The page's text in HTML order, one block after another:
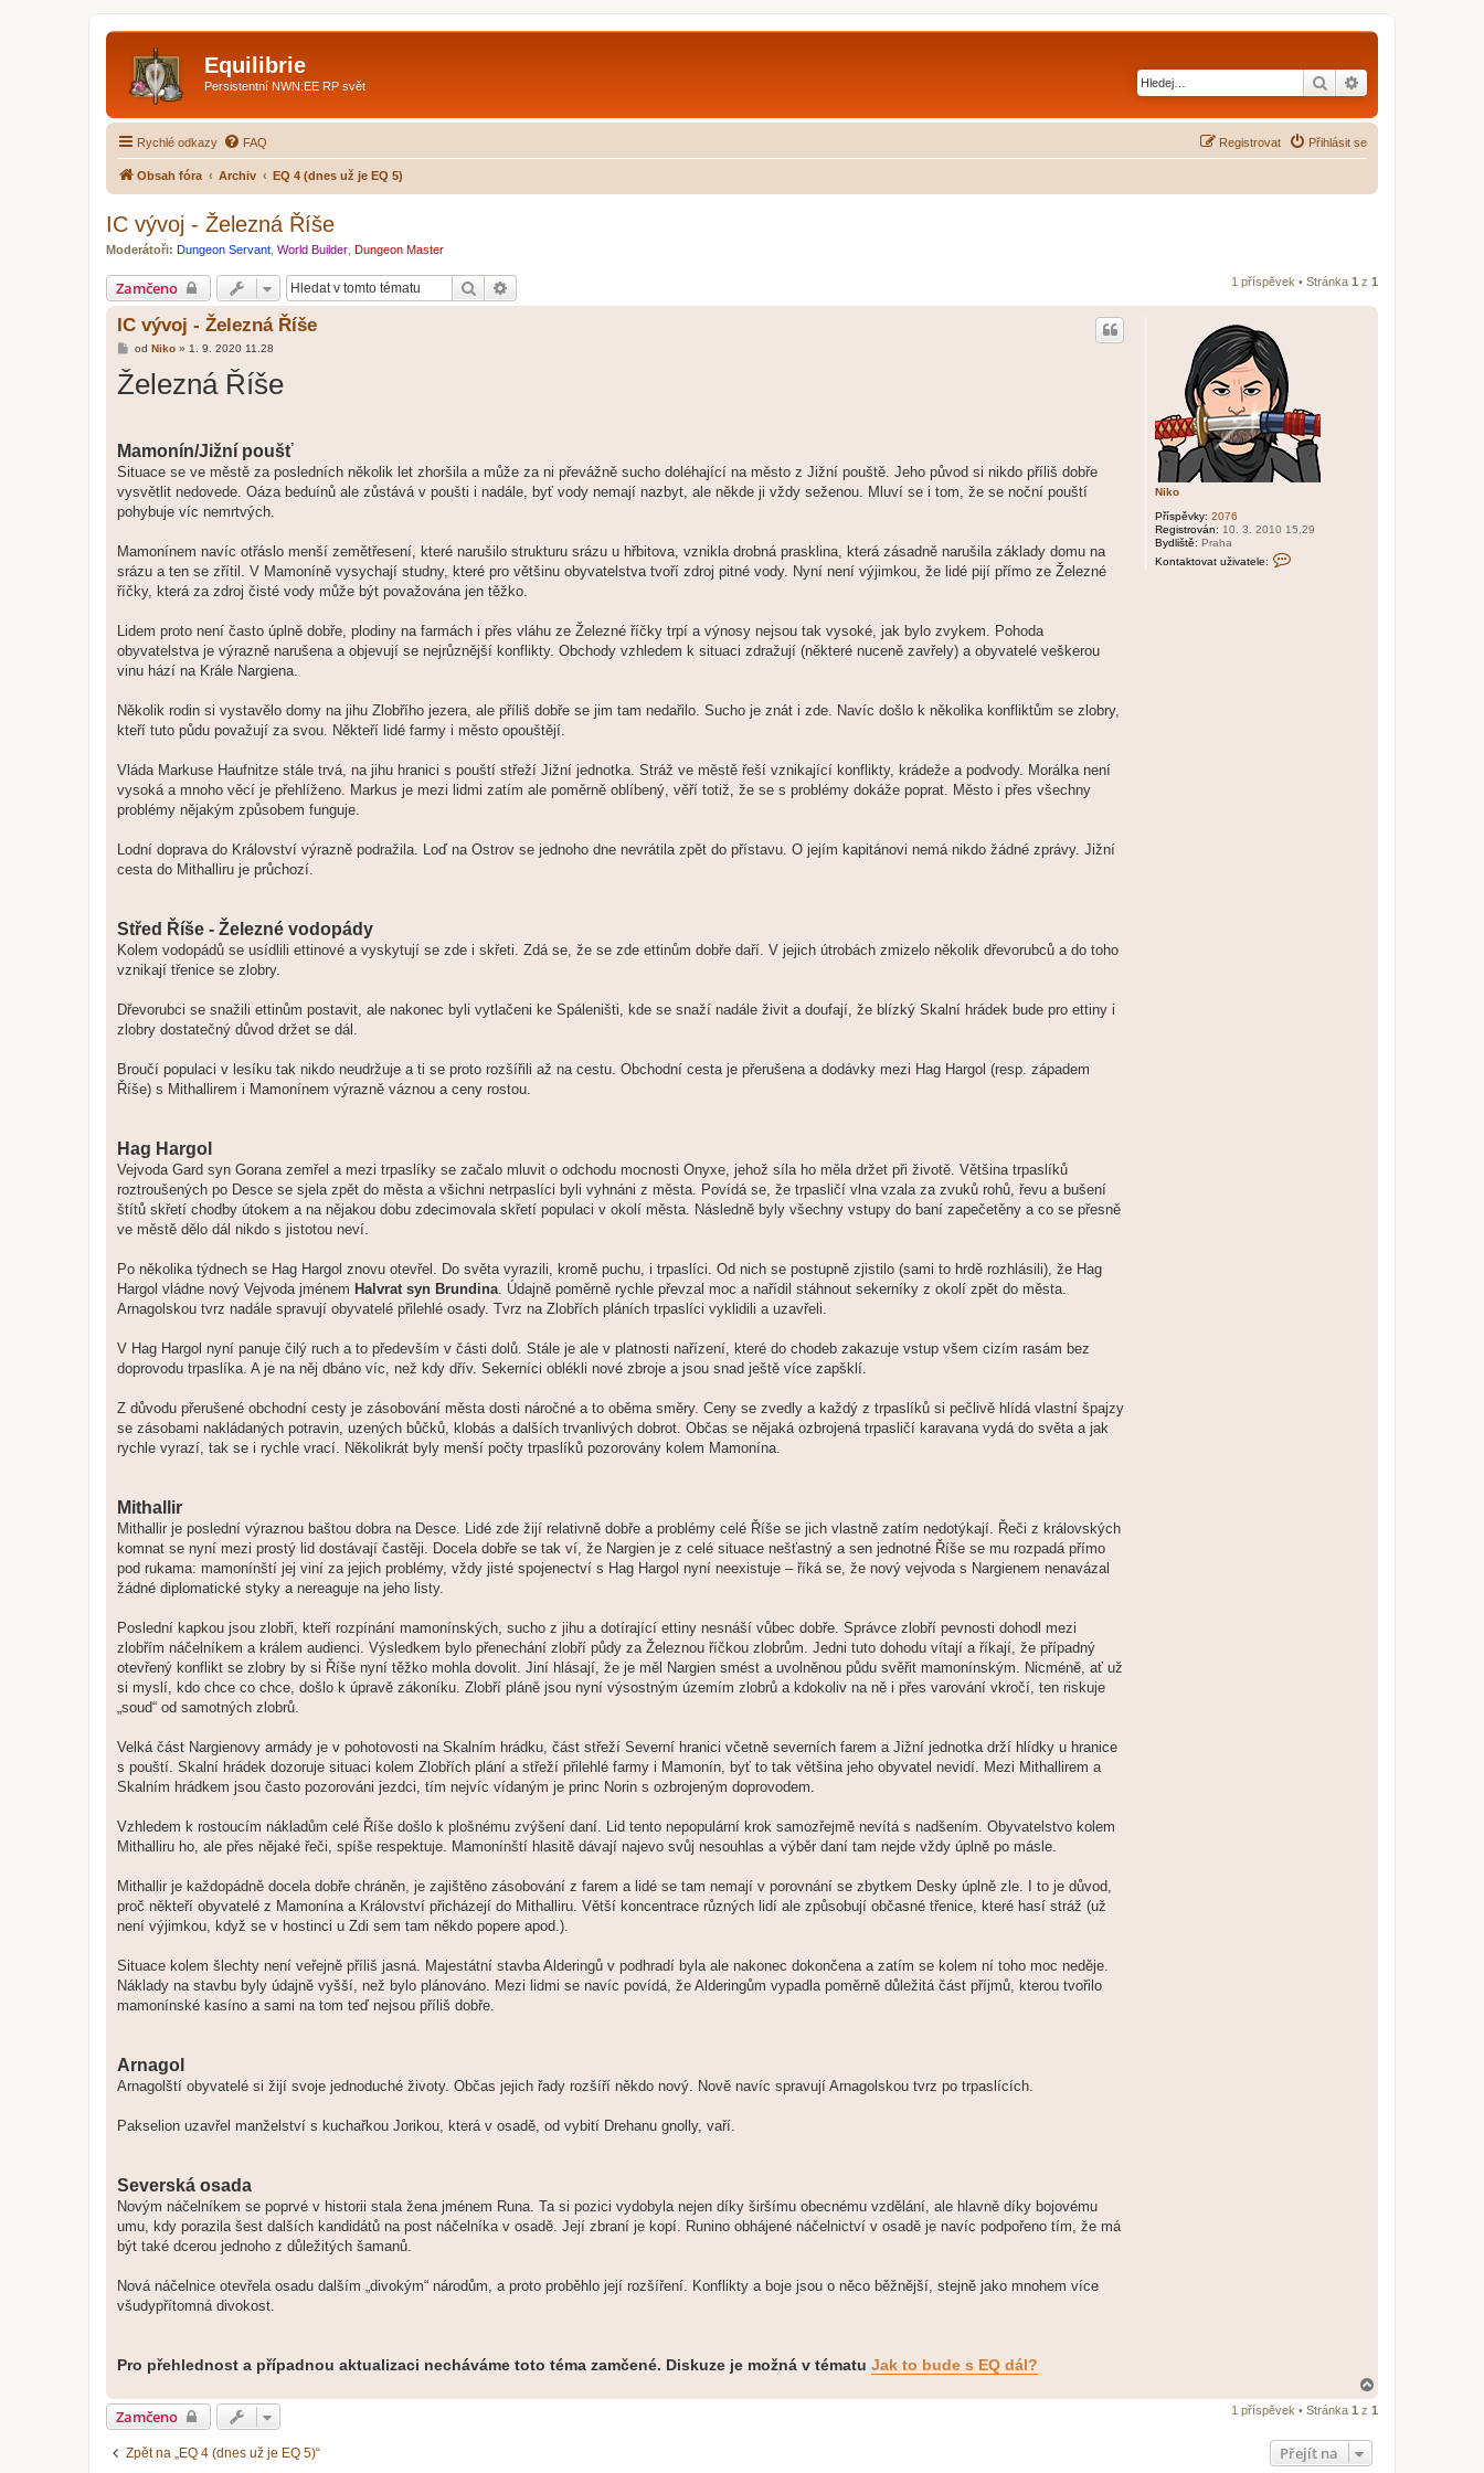
Equilibrie
Persistentní NWN:EE RP svět Hledat
Rychlé odkazy FAQ Přihlásit se
Registrovat
Obsah fóra Archiv EQ 4 (dnes už je EQ 5)
IC vývoj - Železná Říše
Moderátoři: Dungeon Servant World Builder Dungeon Master
Zamčeno Hledat 1 příspěvek • Stránka 1 z 1
Niko
Příspěvky: 2076
Registrován: 10. 3. 2010 15.29
Bydliště: Praha
Kontaktovat uživatele:
IC vývoj - Železná Říše
P
í
k
od Niko» 1. 9. 2020 11.28
Železná Říše
Mamonín/Jižní poušť
Situace se ve městě za posledních několik let zhoršila a může za ni převážně sucho doléhající na město z Jižní pouště. Jeho původ si nikdo příliš dobře
vysvětlit nedovede. Oáza beduínů ale zůstává v poušti i nadále, byť vody nemají nazbyt, ale někde ji vždy seženou. Mluví se i tom, že se noční pouští
pohybuje víc nemrtvých.
Mamonínem navíc otřáslo menší zemětřesení, které narušilo strukturu srázu u hřbitova, vznikla drobná prasklina, která zásadně narušila základy domu na
srázu a ten se zřítil. V Mamoníně vysychají studny, které pro většinu obyvatelstva tvoří zdroj pitné vody. Nyní není výjimkou, že lidé pijí přímo ze Železné
říčky, která za zdroj čisté vody může být považována jen těžko.
Lidem proto není často úplně dobře, plodiny na farmách i přes vláhu ze Železné říčky trpí a výnosy nejsou tak vysoké, jak bylo zvykem. Pohoda
obyvatelstva je výrazně narušena a objevují se nejrůznější konflikty. Obchody vzhledem k situaci zdražují (některé nuceně zavřely) a obyvatelé veškerou
vinu hází na Krále Nargiena.
Několik rodin si vystavělo domy na jihu Zlobřího jezera, ale příliš dobře se jim tam nedařilo. Sucho je znát i zde. Navíc došlo k několika konfliktům se zlobry,
kteří tuto půdu považují za svou. Někteří lidé farmy i město opouštějí.
Vláda Markuse Haufnitze stále trvá, na jihu hranici s pouští střeží Jižní jednotka. Stráž ve městě řeší vznikající konflikty, krádeže a podvody. Morálka není
vysoká a mnoho věcí je přehlíženo. Markus je mezi lidmi zatím ale poměrně oblíbený, věří totiž, že se s problémy dokáže poprat. Město i přes všechny
problémy nějakým způsobem funguje.
Lodní doprava do Království výrazně podražila. Loď na Ostrov se jednoho dne nevrátila zpět do přístavu. O jejím kapitánovi nemá nikdo žádné zprávy. Jižní
cesta do Mithalliru je průchozí.
Střed Říše - Železné vodopády
Kolem vodopádů se usídlili ettinové a vyskytují se zde i skřeti. Zdá se, že se zde ettinům dobře daří. V jejich útrobách zmizelo několik dřevorubců a do toho
vznikají třenice se zlobry.
Dřevorubci se snažili ettinům postavit, ale nakonec byli vytlačeni ke Spáleništi, kde se snaží nadále živit a doufají, že blízký Skalní hrádek bude pro ettiny i
zlobry dostatečný důvod držet se dál.
Broučí populaci v lesíku tak nikdo neudržuje a ti se proto rozšířili až na cestu. Obchodní cesta je přerušena a dodávky mezi Hag Hargol (resp. západem
Říše) s Mithallirem i Mamonínem výrazně váznou a ceny rostou.
Hag Hargol
Vejvoda Gard syn Gorana zemřel a mezi trpaslíky se začalo mluvit o odchodu mocnosti Onyxe, jehož síla ho měla držet při životě. Většina trpaslíků
roztroušených po Desce se sjela zpět do města a všichni netrpaslíci byli vyhnáni z města. Povídá se, že trpasličí vlna vzala za zvuků rohů, řevu a bušení
štítů skřetí chodby útokem a na nějakou dobu zdecimovala skřetí populaci v okolí města. Následně byly všechny vstupy do baní zapečetěny a co se přesně
ve městě dělo dál nikdo s jistotou neví.
Po několika týdnech se Hag Hargol znovu otevřel. Do světa vyrazili, kromě puchu, i trpaslíci. Od nich se postupně zjistilo (sami to hrdě rozhlásili), že Hag
Hargol vládne nový Vejvoda jménem Halvrat syn Brundina. Údajně poměrně rychle převzal moc a nařídil stáhnout sekerníky z okolí zpět do města.
Arnagolskou tvrz nadále spravují obyvatelé přilehlé osady. Tvrz na Zlobřích pláních trpaslíci vyklidili a uzavřeli.
V Hag Hargol nyní panuje čilý ruch a to především v části dolů. Stále je ale v platnosti nařízení, které do chodeb zakazuje vstup všem cizím rasám bez
doprovodu trpaslíka. A je na něj dbáno víc, než kdy dřív. Sekerníci oblékli nové zbroje a jsou snad ještě více zapšklí.
Z důvodu přerušené obchodní cesty je zásobování města dosti náročné a to oběma směry. Ceny se zvedly a každý z trpaslíků si pečlivě hlídá vlastní špajzy
se zásobami nakládaných potravin, uzených bůčků, klobás a dalších trvanlivých dobrot. Občas se nějaká ozbrojená trpasličí karavana vydá do světa a jak
rychle vyrazí, tak se i rychle vrací. Několikrát byly menší počty trpaslíků pozorovány kolem Mamonína.
Mithallir
Mithallir je poslední výraznou baštou dobra na Desce. Lidé zde žijí relativně dobře a problémy celé Říše se jich vlastně zatím nedotýkají. Řeči z královských
komnat se nyní mezi prostý lid dostávají častěji. Docela dobře se tak ví, že Nargien je z celé situace nešťastný a sen jednotné Říše se mu rozpadá přímo
pod rukama: mamonínští jej viní za jejich problémy, vždy jisté spojenectví s Hag Hargol nyní neexistuje – říká se, že nový vejvoda s Nargienem nenavázal
žádné diplomatické styky a nereaguje na jeho listy.
Poslední kapkou jsou zlobři, kteří rozpínání mamonínských, sucho z jihu a dotírající ettiny nesnáší vůbec dobře. Správce zlobří pevnosti dohodl mezi
zlobřím náčelníkem a králem audienci. Výsledkem bylo přenechání zlobří půdy za Železnou říčkou zlobrům. Jedni tuto dohodu vítají a říkají, že případný
otevřený konflikt se zlobry by si Říše nyní těžko mohla dovolit. Jiní hlásají, že je měl Nargien smést a uvolněnou půdu svěřit mamonínským. Nicméně, ať už
si myslí, kdo chce co chce, došlo k úpravě zákoníku. Zlobří pláně jsou nyní výsostným územím zlobrů a kdokoliv na ně i přes varování vkročí, ten riskuje
„soud“ od samotných zlobrů.
Velká část Nargienovy armády je v pohotovosti na Skalním hrádku, část střeží Severní hranici včetně severních farem a Jižní jednotka drží hlídky u hranice
s pouští. Skalní hrádek dozoruje situaci kolem Zlobřích plání a střeží přilehlé farmy i Mamonín, byť to tak většina jeho obyvatel nevidí. Mezi Mithallirem a
Skalním hrádkem jsou často pozorováni jezdci, tím nejvíc vídaným je princ Norin s ozbrojeným doprovodem.
Vzhledem k rostoucím nákladům celé Říše došlo k plošnému zvýšení daní. Lid tento nepopulární krok samozřejmě nevítá s nadšením. Obyvatelstvo kolem
Mithalliru ho, ale přes nějaké řeči, spíše respektuje. Mamonínští hlasitě dávají najevo svůj nesouhlas a výběr daní tam nejde vždy úplně po másle.
Mithallir je každopádně docela dobře chráněn, je zajištěno zásobování z farem a lidé se tam nemají v porovnání se zbytkem Desky úplně zle. I to je důvod,
proč někteří obyvatelé z Mamonína a Království přicházejí do Mithalliru. Větší koncentrace různých lidí ale způsobují občasné třenice, které hasí stráž (už
není výjimkou, když se v hostinci u Zdi sem tam někdo popere apod.).
Situace kolem šlechty není veřejně příliš jasná. Majestátní stavba Alderingů v podhradí byla ale nakonec dokončena a zatím se kolem ní toho moc neděje.
Náklady na stavbu byly údajně vyšší, než bylo plánováno. Mezi lidmi se navíc povídá, že Alderingům vypadla poměrně důležitá část příjmů, kterou tvořilo
mamonínské kasíno a sami na tom teď nejsou příliš dobře.
Arnagol
Arnagolští obyvatelé si žijí svoje jednoduché životy. Občas jejich řady rozšíří někdo nový. Nově navíc spravují Arnagolskou tvrz po trpaslících.
Pakselion uzavřel manželství s kuchařkou Jorikou, která v osadě, od vybití Drehanu gnolly, vaří.
Severská osada
Novým náčelníkem se poprvé v historii stala žena jménem Runa. Ta si pozici vydobyla nejen díky širšímu obecnému vzdělání, ale hlavně díky bojovému
umu, kdy porazila šest dalších kandidátů na post náčelníka v osadě. Její zbraní je kopí. Runino obhájené náčelnictví v osadě je navíc podpořeno tím, že má
být také dcerou jednoho z důležitých šamanů.
Nová náčelnice otevřela osadu dalším „divokým“ národům, a proto proběhlo její rozšíření. Konflikty a boje jsou o něco běžnější, stejně jako mnohem více
všudypřítomná divokost.
Pro přehlednost a případnou aktualizaci necháváme toto téma zamčené. Diskuze je možná v tématu Jak to bude s EQ dál?
h
Zamčeno 1 příspěvek • Stránka 1 z 1
Zpět na „EQ 4 (dnes už je EQ 5)“ Přejít na